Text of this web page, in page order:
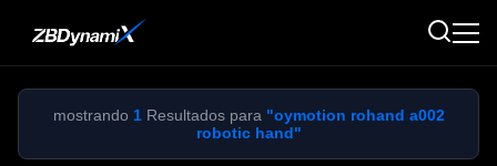
mostrando 1Resultados para "oymotion rohand a002
robotic hand"